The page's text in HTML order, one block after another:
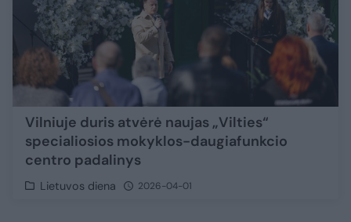
Vilniuje duris atvėrė naujas „Vilties“
specialiosios mokyklos-daugiafunkcio
centro padalinys
Lietuvos diena 2026-04-01